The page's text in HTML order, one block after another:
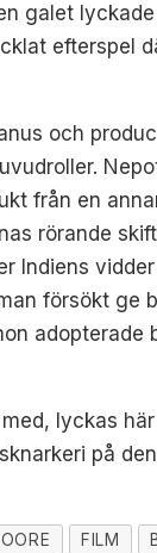
galet
efterspel
och
från en
rörande
försökt
lyckas
på
FILM